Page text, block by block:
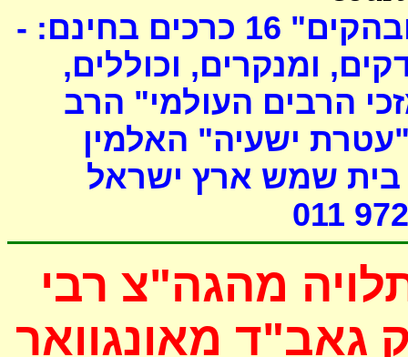
כרכים בחינם: -
ומנקרים, וכוללים,
הרבים העולמי" הרב
ישעיה" האלמין
שמש ארץ ישראל
011
מהגה"צ רבי
גאב"ד מאונגוואר